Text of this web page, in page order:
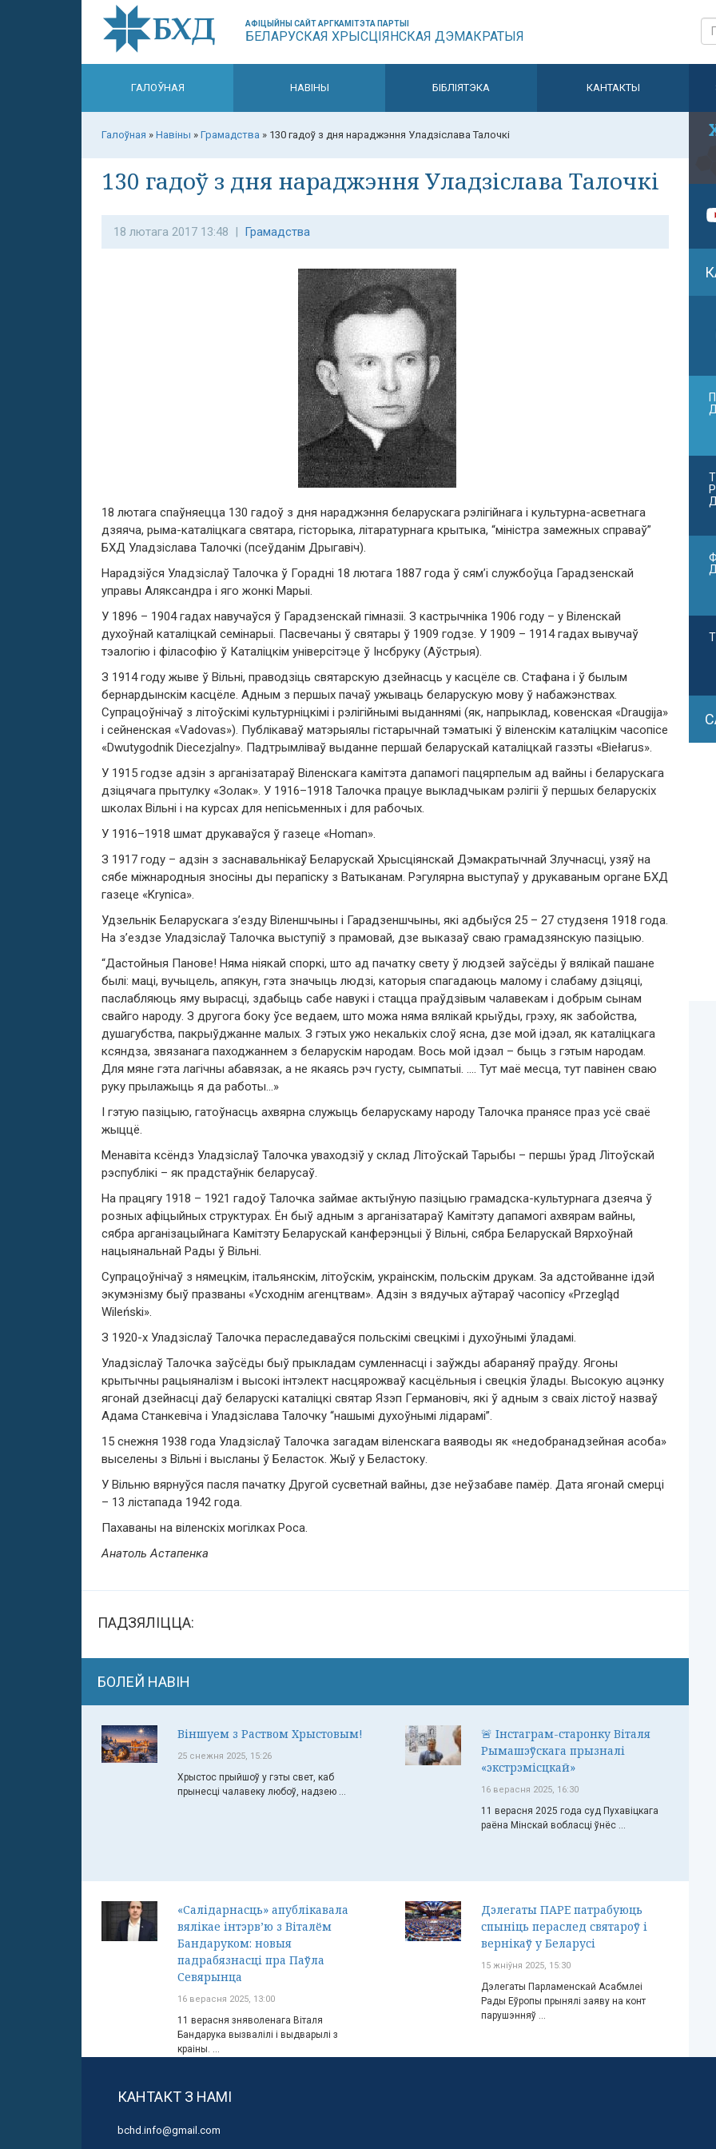
АФІЦЫЙНЫ САЙТ АРГКАМІТЭТА ПАРТЫІ
БЕЛАРУСКАЯ ХРЫСЦІЯНСКАЯ ДЭМАКРАТЫЯ
ГАЛОЎНАЯ НАВІНЫ БІБЛІЯТЭКА КАНТАКТЫ
Галоўная » Навіны » Грамадства » 130 гадоў з дня нараджэння Уладзіслава Талочкі
130 гадоў з дня нараджэння Уладзіслава Талочкі
18 лютага 2017 13:48 | Грамадства
18 лютага спаўняецца 130 гадоў з дня нараджэння беларускага рэлігійнага і культурна-асветнага
дзяяча, рыма-каталіцкага святара, гісторыка, літаратурнага крытыка, “міністра замежных справаў”
БХД Уладзіслава Талочкі (псеўданім Дрыгавіч).
Нарадзіўся Уладзіслаў Талочка ў Горадні 18 лютага 1887 года ў сям’і службоўца Гарадзенскай
управы Аляксандра і яго жонкі Марыі.
У 1896 – 1904 гадах навучаўся ў Гарадзенскай гімназіі. З кастрычніка 1906 году – у Віленскай
духоўнай каталіцкай семінарыі. Пасвечаны ў святары ў 1909 годзе. У 1909 – 1914 гадах вывучаў
тэалогію і філасофію ў Каталіцкім універсітэце ў Інсбруку (Аўстрыя).
З 1914 году жыве ў Вільні, праводзіць святарскую дзейнасць у касцёле св. Стафана і ў былым
бернардынскім касцёле. Адным з першых пачаў ужываць беларускую мову ў набажэнствах.
Супрацоўнічаў з літоўскімі культурніцкімі і рэлігійнымі выданнямі (як, напрыклад, ковенская «Draugija»
і сейненская «Vadovas»). Публікаваў матэрыялы гістарычнай тэматыкі ў віленскім каталіцкім часопісе
«Dwutygodnik Diecezjalny». Падтрымліваў выданне першай беларускай каталіцкай газэты «Biełarus».
У 1915 годзе адзін з арганізатараў Віленскага камітэта дапамогі пацярпелым ад вайны і беларускага
дзіцячага прытулку «Золак». У 1916–1918 Талочка працуе выкладчыкам рэлігіі ў першых беларускіх
школах Вільні і на курсах для непісьменных і для рабочых.
У 1916–1918 шмат друкаваўся ў газеце «Homan».
З 1917 году – адзін з заснавальнікаў Беларускай Хрысціянскай Дэмакратычнай Злучнасці, узяў на
сябе міжнародныя зносіны ды перапіску з Ватыканам. Рэгулярна выступаў у друкаваным органе БХД
газеце «Krynica».
Удзельнік Беларускага з’езду Віленшчыны і Гарадзеншчыны, які адбыўся 25 – 27 студзеня 1918 года.
На з’ездзе Уладзіслаў Талочка выступіў з прамовай, дзе выказаў сваю грамадзянскую пазіцыю.
“Дастойныя Панове! Няма ніякай споркі, што ад пачатку свету ў людзей заўсёды ў вялікай пашане
былі: маці, вучыцель, апякун, гэта значыць людзі, каторыя спагадаюць малому і слабаму дзіцяці,
паслабляюць яму вырасці, здабыць сабе навукі і стацца праўдзівым чалавекам і добрым сынам
свайго народу. З другога боку ўсе ведаем, што можа няма вялікай крыўды, грэху, як забойства,
душагубства, пакрыўджанне малых. З гэтых ужо некалькіх слоў ясна, дзе мой ідэал, як каталіцкага
ксяндза, звязанага паходжаннем з беларускім народам. Вось мой ідэал – быць з гэтым народам.
Для мяне гэта лагічны абавязак, а не якаясь рэч густу, сымпатыі. …. Тут маё месца, тут павінен сваю
руку прылажыць я да работы…»
І гэтую пазіцыю, гатоўнасць ахвярна служыць беларускаму народу Талочка пранясе праз усё сваё
жыццё.
Менавіта ксёндз Уладзіслаў Талочка уваходзіў у склад Літоўскай Тарыбы – першы ўрад Літоўскай
рэспублікі – як прадстаўнік беларусаў.
На працягу 1918 – 1921 гадоў Талочка займае актыўную пазіцыю грамадска-культурнага дзеяча ў
розных афіцыйных структурах. Ён быў адным з арганізатараў Камітэту дапамогі ахвярам вайны,
сябра арганізацыйнага Камітэту Беларускай канферэнцыі ў Вільні, сябра Беларускай Вярхоўнай
нацыянальнай Рады ў Вільні.
Супрацоўнічаў з нямецкім, італьянскім, літоўскім, украінскім, польскім друкам. За адстойванне ідэй
экумэнізму быў празваны «Усходнім агенцтвам». Адзін з вядучых аўтараў часопісу «Przegląd
Wileński».
З 1920-х Уладзіслаў Талочка пераследаваўся польскімі свецкімі і духоўнымі ўладамі.
Уладзіслаў Талочка заўсёды быў прыкладам сумленнасці і заўжды абараняў праўду. Ягоны
крытычны рацыяналізм і высокі інтэлект насцярожваў касцёльныя і свецкія ўлады. Высокую ацэнку
ягонай дзейнасці даў беларускі каталіцкі святар Язэп Германовіч, які ў адным з сваіх лістоў назваў
Адама Станкевіча і Уладзіслава Талочку “нашымі духоўнымі лідарамі”.
15 снежня 1938 года Уладзіслаў Талочка загадам віленскага ваяводы як «недобранадзейная асоба»
выселены з Вільні і высланы ў Беласток. Жыў у Беластоку.
У Вільню вярнуўся пасля пачатку Другой сусветнай вайны, дзе неўзабаве памёр. Дата ягонай смерці
– 13 лістапада 1942 года.
Пахаваны на віленскіх могілках Роса.
Анатоль Астапенка
ПАДЗЯЛІЦЦА:
БОЛЕЙ НАВІН
Віншуем з Раством Хрыстовым!
25 снежня 2025, 15:26
Хрыстос прыйшоў у гэты свет, каб
прынесці чалавеку любоў, надзею ...
🚨 Інстаграм-старонку Віталя
Рымашэўскага прызналі
«экстрэмісцкай»
16 верасня 2025, 16:30
11 верасня 2025 года суд Пухавіцкага
раёна Мінскай вобласці ўнёс ...
«Салідарнасць» апублікавала
вялікае інтэрв’ю з Віталём
Бандаруком: новыя
падрабязнасці пра Паўла
Севярынца
16 верасня 2025, 13:00
11 верасня зняволенага Віталя
Бандарука вызвалілі і выдварылі з
краіны. ...
Дэлегаты ПАРЕ патрабуюць
спыніць пераслед святароў і
вернікаў у Беларусі
15 жніўня 2025, 15:30
Дэлегаты Парламенскай Асабмлеі
Рады Еўропы прынялі заяву на конт
парушэнняў ...
КАНТАКТ З НАМІ
bchd.info@gmail.com